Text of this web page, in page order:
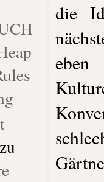
zu
die